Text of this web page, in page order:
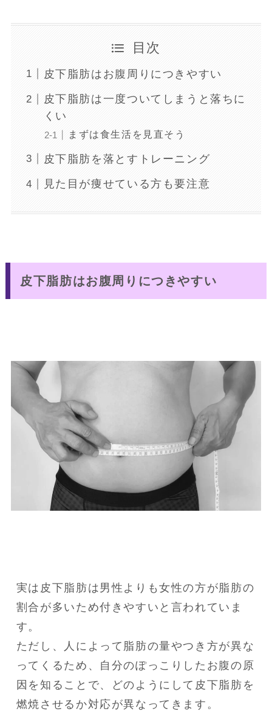
目次
皮下脂肪はお腹周りにつきやすい
皮下脂肪は一度ついてしまうと落ちに
くい
まずは食生活を見直そう
皮下脂肪を落とすトレーニング
見た目が痩せている方も要注意
皮下脂肪はお腹周りにつきやすい
実は皮下脂肪は男性よりも女性の方が脂肪の
割合が多いため付きやすいと言われていま
す。
ただし、人によって脂肪の量やつき方が異な
ってくるため、自分のぽっこりしたお腹の原
因を知ることで、どのようにして皮下脂肪を
燃焼させるか対応が異なってきます。